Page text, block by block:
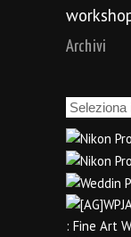
Archivi
Archivi